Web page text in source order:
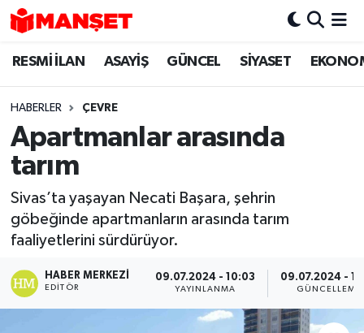
RESMİ İLAN ASAYİŞ GÜNCEL SİYASET
HABERLER ÇEVRE
Apartmanlar arasında
tarım
Sivas’ta yaşayan Necati Başara, şehrin
göbeğinde apartmanların arasında tarım
faaliyetlerini sürdürüyor.
HABER MERKEZI
EDITÖR
09.07.2024 - 10:03
YAYINLANMA
09.07.2024 -
GÜNCELLEME
Hava Durumu
Trafik Durumu
Süper Lig Puan Durumu ve Fikstür
Son Dakika Haberleri
Haber Arşivi